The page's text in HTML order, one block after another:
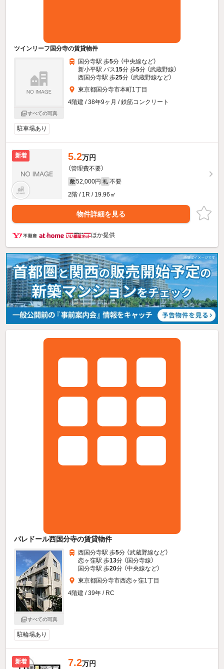
ツインリーフ国分寺の賃貸物件
すべての写真
国分寺駅 歩5分 （中央線など）
新小平駅 バス15分 歩5分 （武蔵野線）
西国分寺駅 歩25分 （武蔵野線など）
東京都国分寺市本町1丁目
4階建 / 38年9ヶ月 / 鉄筋コンクリート
駐車場あり
新着 5.2万円
（管理費不要）
敷 52,000円 礼 不要
2階 / 1R / 19.96㎡
物件詳細を見る
ほか提供
パレドール西国分寺の賃貸物件
すべての写真
西国分寺駅 歩5分 （武蔵野線など）
恋ヶ窪駅 歩13分 （国分寺線）
国分寺駅 歩20分 （中央線など）
東京都国分寺市西恋ヶ窪1丁目
4階建 / 39年 / RC
駐輪場あり
新着 7.2万円